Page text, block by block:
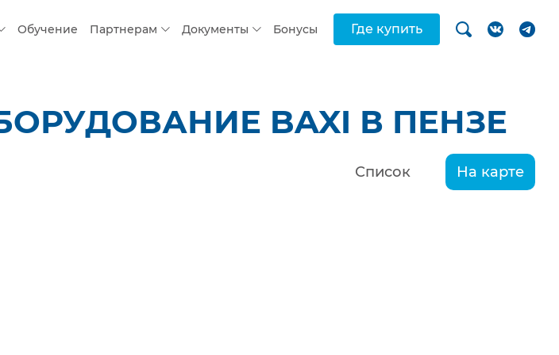
Обучение Партнерам Документы Бонусы Где купить
BAXI В ПЕНЗЕ
Список На карте